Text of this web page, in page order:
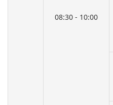
08:30 - 10:00